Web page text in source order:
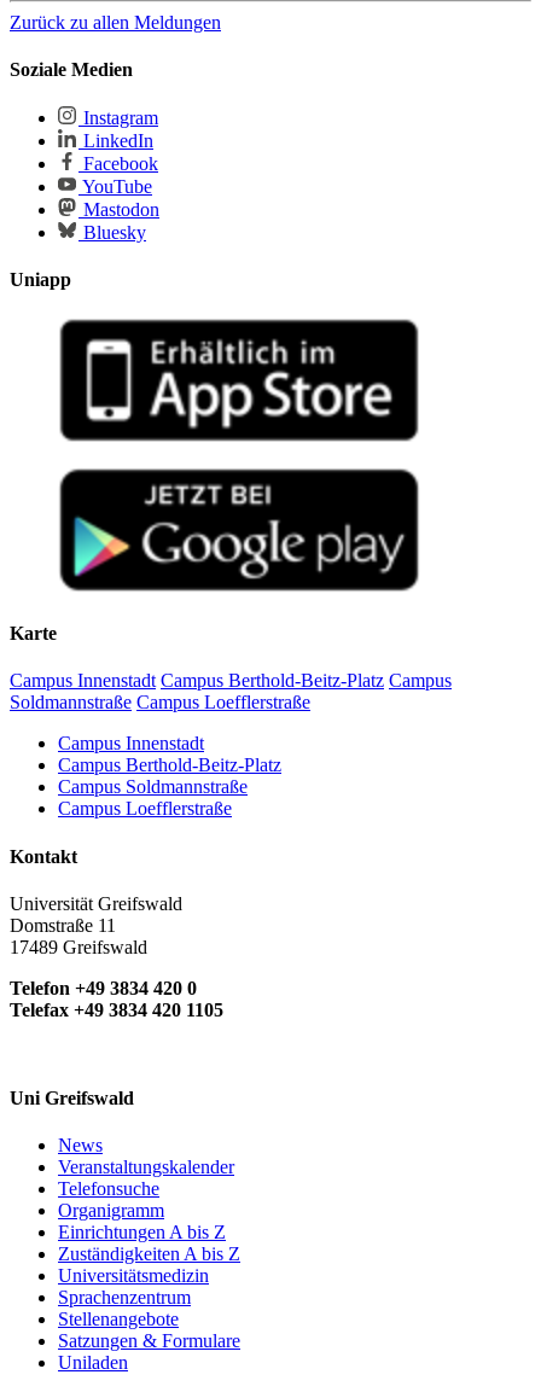
Zurück zu allen Meldungen
Soziale Medien
Instagram
LinkedIn
Facebook
YouTube
Mastodon
Bluesky
Uniapp
Karte
Campus Innenstadt Campus Berthold-Beitz-Platz Campus
Soldmannstraße Campus Loefflerstraße
Campus Innenstadt
Campus Berthold-Beitz-Platz
Campus Soldmannstraße
Campus Loefflerstraße
Kontakt
Universität Greifswald
Domstraße 11
17489 Greifswald
Telefon +49 3834 420 0
Telefax +49 3834 420 1105
Uni Greifswald
News
Veranstaltungskalender
Telefonsuche
Organigramm
Einrichtungen A bis Z
Zuständigkeiten A bis Z
Universitätsmedizin
Sprachenzentrum
Stellenangebote
Satzungen & Formulare
Uniladen